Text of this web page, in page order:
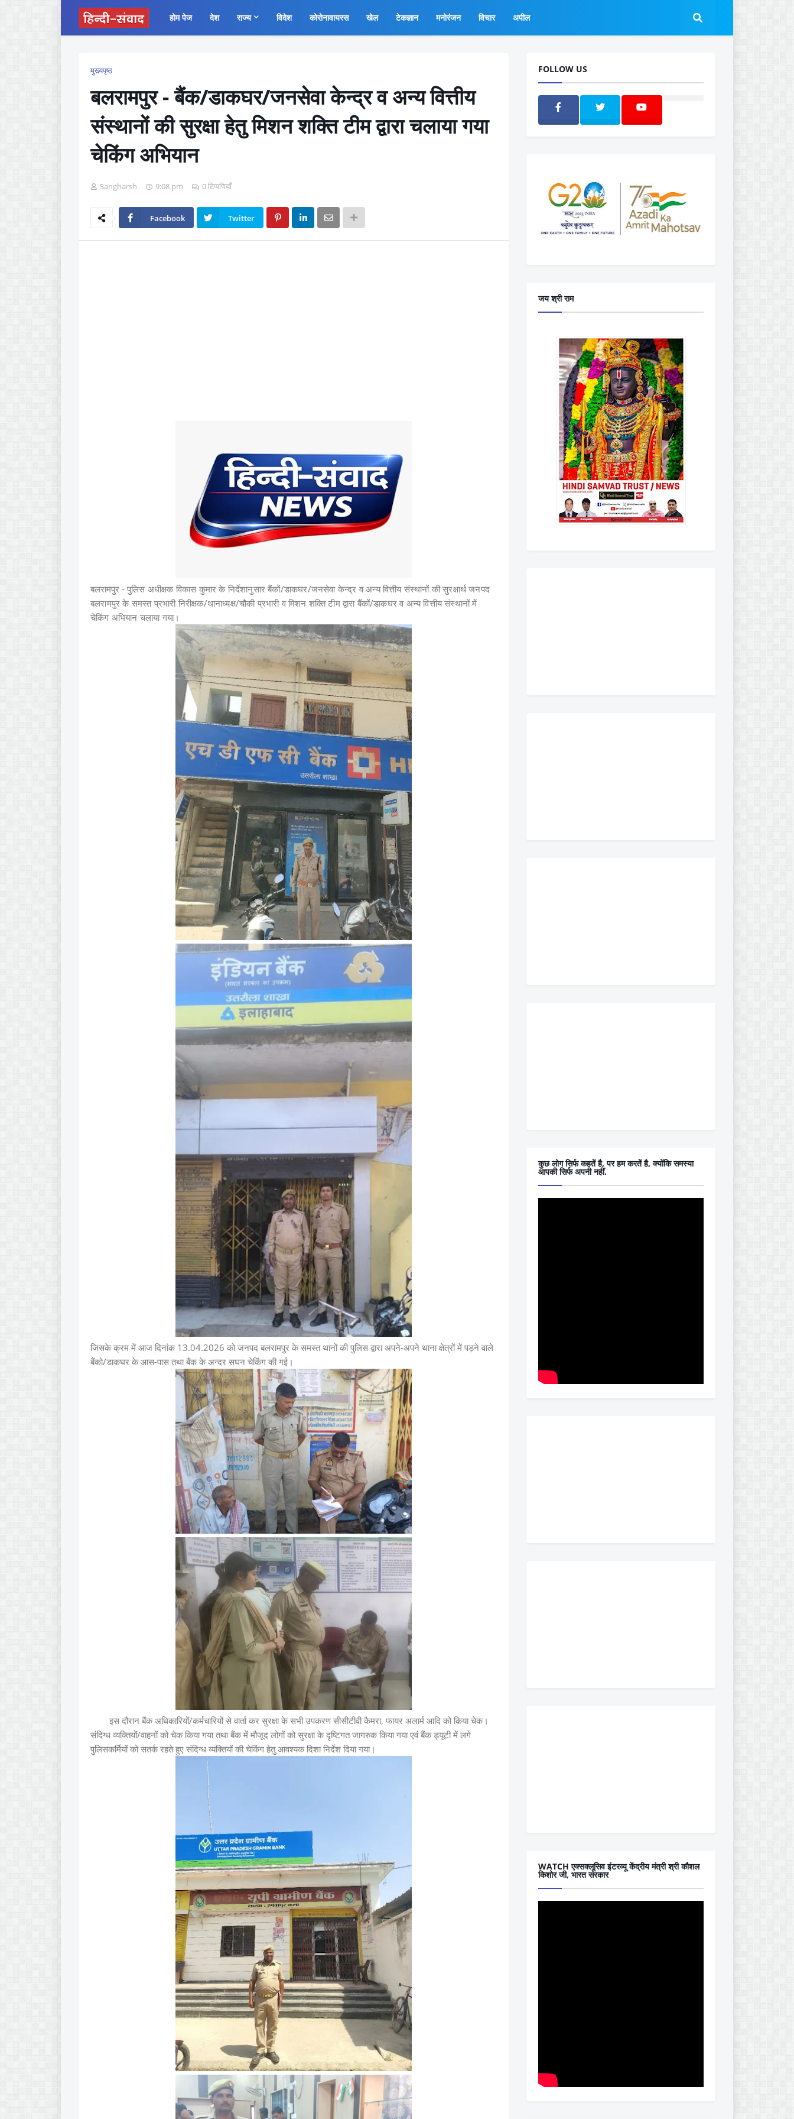
होम पेज देश राज्य विदेश कोरोनावायरस खेल टेकज्ञान मनोरंजन विचार अपील
मुख्यपृष्ठ
बलरामपुर - बैंक/डाकघर/जनसेवा केन्द्र व अन्य वित्तीय
संस्थानों की सुरक्षा हेतु मिशन शक्ति टीम द्वारा चलाया गया
चेकिंग अभियान
Sangharsh 9:08 pm 0 टिप्पणियाँ
Facebook Twitter
बलरामपुर - पुलिस अधीक्षक विकास कुमार के निर्देशानुसार बैंकों/डाकघर/जनसेवा केन्द्र व अन्य वित्तीय संस्थानों की सुरक्षार्थ जनपद
बलरामपुर के समस्त प्रभारी निरीक्षक/थानाध्यक्ष/चौकी प्रभारी व मिशन शक्ति टीम द्वारा बैंकों/डाकघर व अन्य वित्तीय संस्थानों में
चेकिंग अभियान चलाया गया।
जिसके क्रम में आज दिनांक 13.04.2026 को जनपद बलरामपुर के समस्त थानों की पुलिस द्वारा अपने-अपने थाना क्षेत्रों में पड़ने वाले
बैंको/डाकघर के आस-पास तथा बैंक के अन्दर सघन चेकिंग की गई।
इस दौरान बैंक अधिकारियों/कर्मचारियों से वार्ता कर सुरक्षा के सभी उपकरण सीसीटीवी कैमरा, फायर अलार्म आदि को किया चेक।
संदिग्ध व्यक्तियों/वाहनों को चेक किया गया तथा बैंक में मौजूद लोगों को सुरक्षा के दृष्टिगत जागरुक किया गया एवं बैंक ड्यूटी में लगे
पुलिसकर्मियों को सतर्क रहते हुए संदिग्ध व्यक्तियों की चेकिंग हेतु आवश्यक दिशा निर्देश दिया गया।
FOLLOW US
जय श्री राम
कुछ लोग सिर्फ कहतें है, पर हम करतें है, क्योंकि समस्या
आपकी सिर्फ अपनी नहीं.
WATCH एक्सक्लूसिव इंटरव्यू केंद्रीय मंत्री श्री कौशल
किशोर जी, भारत सरकार